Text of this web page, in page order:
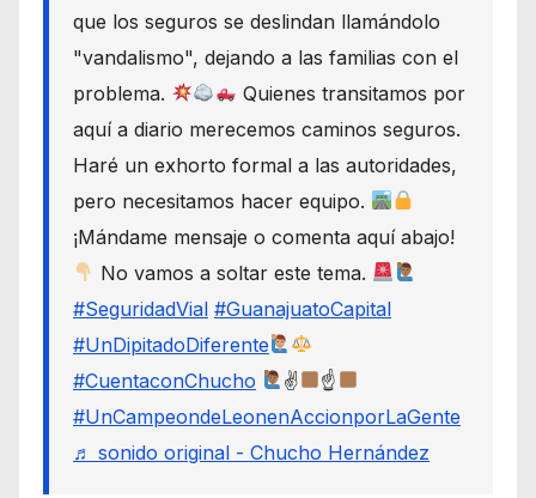
que los seguros se deslindan llamándolo
"vandalismo", dejando a las familias con el
problema.
Quienes transitamos por
aquí a diario merecemos caminos seguros.
Haré un exhorto formal a las autoridades,
pero necesitamos hacer equipo.
¡Mándame mensaje o comenta aquí abajo!
No vamos a soltar este tema.
#SeguridadVial #GuanajuatoCapital
#UnDipitadoDiferente
#CuentaconChucho
✌
☝
#UnCampeondeLeonenAccionporLaGente
♬ sonido original - Chucho Hernández